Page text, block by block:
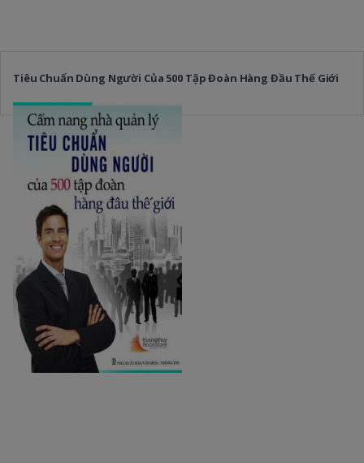
Tiêu Chuẩn Dùng Người Của 500 Tập Đoàn Hàng Đầu Thế Giới